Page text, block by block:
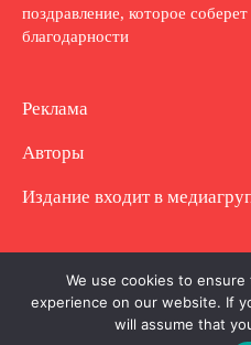
поздравление, которое
благодарности
Реклама
Авторы
Издание входит в
Copyright © Полное
запрещено. Частично
We use cookies to
experience on our website. If
will assume that